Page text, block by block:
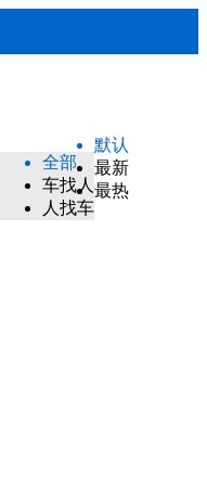
全部
车找人
人找车
默认
最新
最热